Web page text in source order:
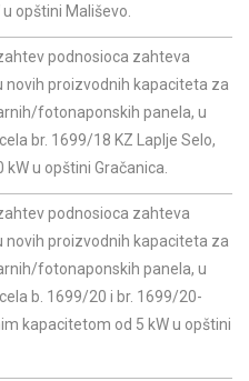
opštini Mališevo.
podnosioca zahteva
novih proizvodnih kapaciteta za
fotonaponskih panela, u
br. 1699/18 KZ Laplje Selo,
u opštini Gračanica.
podnosioca zahteva
novih proizvodnih kapaciteta za
fotonaponskih panela, u
b. 1699/20 i br. 1699/20-
kapacitetom od 5 kW u opštini